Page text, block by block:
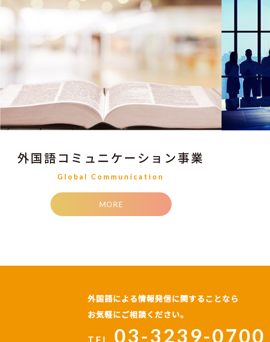
外国語コミュニケーション事業
Global Communication
MORE
外国語による情報発信に関することなら
お気軽にご相談ください。
03-3239-0700